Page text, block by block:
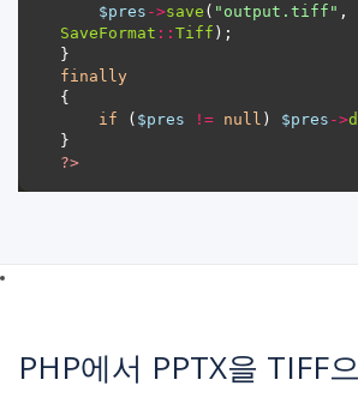
$pres ->save ( "output.tiff"
SaveFormat :: Tiff
finally
if ( $pres != null ) $pres ->
?>
PHP에서 PPTX을 TIFF